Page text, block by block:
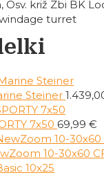
Osv. križ Zbi BK
turret
Steiner
7x50 69,99 €
10-30x60